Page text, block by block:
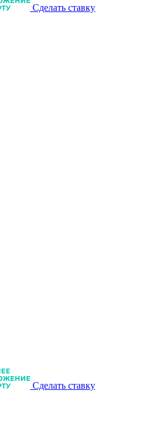
Сделать ставку
Сделать ставку